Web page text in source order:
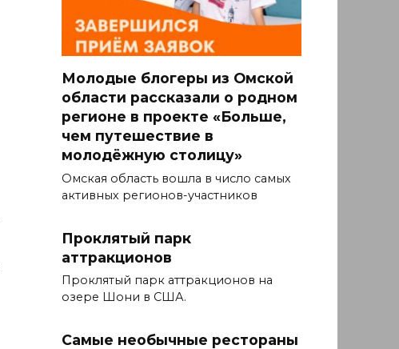
Молодые блогеры из Омской
области рассказали о родном
регионе в проекте «Больше,
чем путешествие в
молодёжную столицу»
Омская область вошла в число самых
активных регионов-участников
Проклятый парк
аттракционов
Проклятый парк аттракционов на
озере Шони в США.
Самые необычные рестораны